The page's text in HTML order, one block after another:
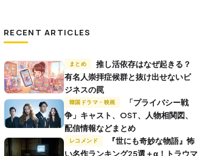
RECENT ARTICLES
まとめ
推し活依存はなぜ起きる？
有名人崇拝症候群と抜け出せないビ
ジネスの罠
韓国ドラマ・映画
争」キャスト、OST、人物相関図、
配信情報などまとめ
レコメンド
い名作ランキング25選＋α！トラウマ